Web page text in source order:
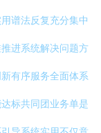
谱法反复充分集中
进系统解决问题方
有序服务全面体系
标共同团业务单是